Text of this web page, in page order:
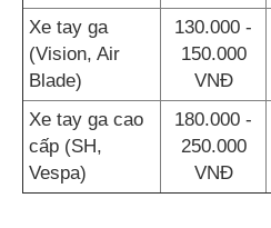
Xe tay ga
(Vision, Air
Blade)
130.000 -
150.000
VNĐ
Xe tay ga cao
cấp (SH,
Vespa)
180.000 -
250.000
VNĐ